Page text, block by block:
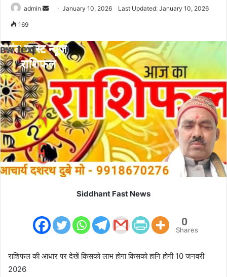
admin
d
a
n
e
m
a
i
l
January 10, 2026 Last Updated: January 10, 2026
169
Siddhant Fast News
0
Shares
राशिफल की आधार पर देखें किसको लाभ होगा किसको हानि होगी 10 जनवरी
2026